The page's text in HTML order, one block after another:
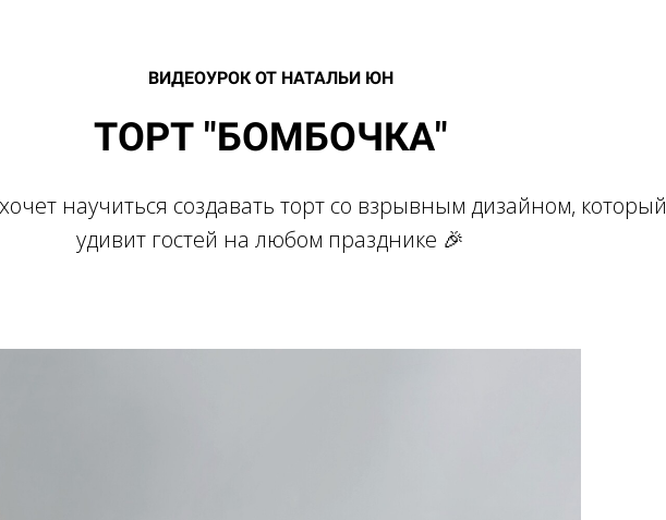
ВИДЕОУРОК ОТ НАТАЛЬИ ЮН
ТОРТ "БОМБОЧКА"
научиться создавать торт со взрывным дизайном, который
удивит гостей на любом празднике 🎉